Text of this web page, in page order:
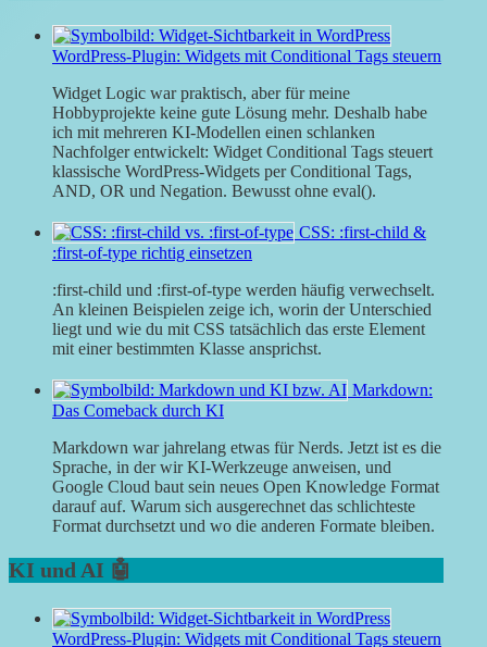
WordPress-Plugin: Widgets mit Conditional Tags steuern
Widget Logic war praktisch, aber für meine
Hobbyprojekte keine gute Lösung mehr. Deshalb habe
ich mit mehreren KI-Modellen einen schlanken
Nachfolger entwickelt: Widget Conditional Tags steuert
klassische WordPress-Widgets per Conditional Tags,
AND, OR und Negation. Bewusst ohne eval().
CSS: :first-child &
:first-of-type richtig einsetzen
:first-child und :first-of-type werden häufig verwechselt.
An kleinen Beispielen zeige ich, worin der Unterschied
liegt und wie du mit CSS tatsächlich das erste Element
mit einer bestimmten Klasse ansprichst.
Markdown:
Das Comeback durch KI
Markdown war jahrelang etwas für Nerds. Jetzt ist es die
Sprache, in der wir KI-Werkzeuge anweisen, und
Google Cloud baut sein neues Open Knowledge Format
darauf auf. Warum sich ausgerechnet das schlichteste
Format durchsetzt und wo die anderen Formate bleiben.
KI und AI 🤖
WordPress-Plugin: Widgets mit Conditional Tags steuern